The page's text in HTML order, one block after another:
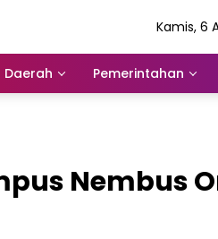
Kamis, 6
Daerah Pemerintahan
Nembus